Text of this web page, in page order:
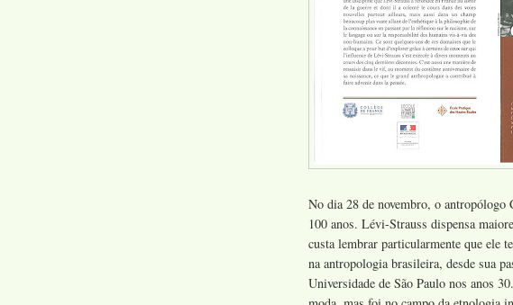
No dia 28 de novembro, o antropólogo
100 anos. Lévi-Strauss dispensa
custa lembrar particularmente que ele
na antropologia brasileira, desde sua
Universidade de São Paulo nos anos